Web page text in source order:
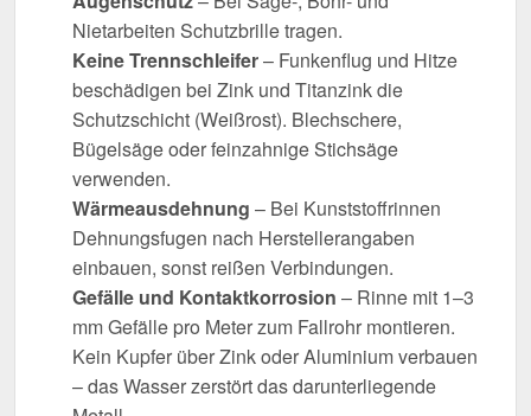
Nietarbeiten Schutzbrille tragen.
Keine Trennschleifer– Funkenflug und Hitze
beschädigen bei Zink und Titanzink die
Schutzschicht (Weißrost). Blechschere,
Bügelsäge oder feinzahnige Stichsäge
verwenden.
Wärmeausdehnung – Bei Kunststoffrinnen
Dehnungsfugen nach Herstellerangaben
einbauen, sonst reißen Verbindungen.
Gefälle und Kontaktkorrosion – Rinne mit 1–3
mm Gefälle pro Meter zum Fallrohr montieren.
Kein Kupfer über Zink oder Aluminium verbauen
– das Wasser zerstört das darunterliegende